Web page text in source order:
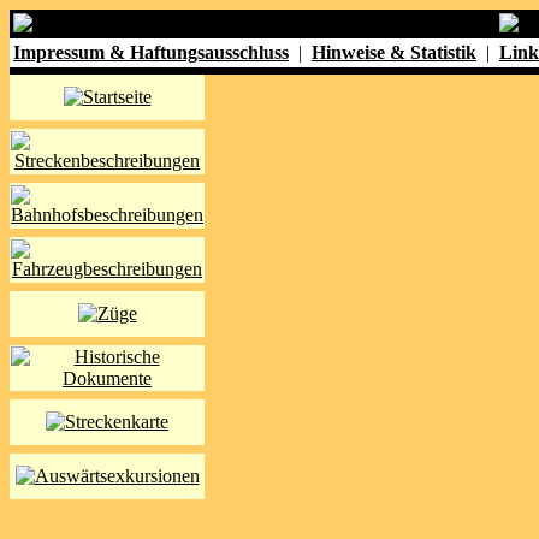
Impressum & Haftungsausschluss | Hinweise & Statistik |